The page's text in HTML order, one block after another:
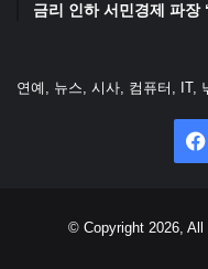
금리 인하 서민경제 파장
연예, 뉴스, 시사, 컴퓨터, IT,
© Copyright 2026,